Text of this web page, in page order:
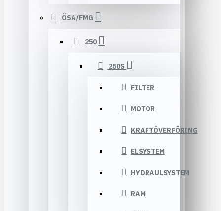
ÖSA/FMG
250
250S
FILTER
MOTOR
KRAFTÖVERFÖRING
ELSYSTEM
HYDRAULSYSTEM
RAM